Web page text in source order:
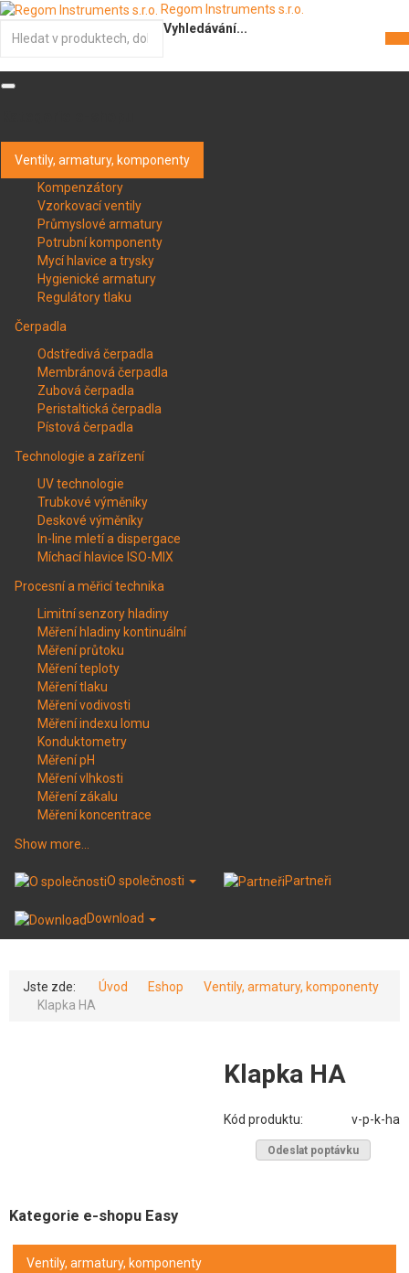
Regom Instruments s.r.o.
Vyhledávání...
Ventily, armatury, komponenty
Kompenzátory
Vzorkovací ventily
Průmyslové armatury
Potrubní komponenty
Mycí hlavice a trysky
Hygienické armatury
Regulátory tlaku
Čerpadla
Odstředivá čerpadla
Membránová čerpadla
Zubová čerpadla
Peristaltická čerpadla
Pístová čerpadla
Technologie a zařízení
UV technologie
Trubkové výměníky
Deskové výměníky
In-line mletí a dispergace
Míchací hlavice ISO-MIX
Procesní a měřicí technika
Limitní senzory hladiny
Měření hladiny kontinuální
Měření průtoku
Měření teploty
Měření tlaku
Měření vodivosti
Měření indexu lomu
Konduktometry
Měření pH
Měření vlhkosti
Měření zákalu
Měření koncentrace
Show more...
O společnosti Partneři
Download
Jste zde: Úvod Eshop
Ventily, armatury, komponenty
Klapka HA
Klapka HA
Kód produktu: v-p-k-ha
Odeslat poptávku
Kategorie e-shopu Easy
Ventily, armatury, komponenty